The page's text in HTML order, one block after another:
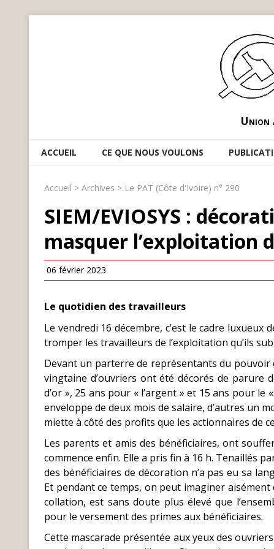
Union
ACCUEIL CE QUE NOUS VOULONS
Accueil > Archives > Le PAT (Côte d'Ivoire) n° 290
SIEM/EVIOSYS :
masquer l’exploitation
06 février 2023
Le quotidien des travailleurs
Le vendredi 16 décembre, c’est le cadre
tromper les travailleurs de l’exploitation qu’ils
Devant un parterre de représentants du pouvoir
vingtaine d’ouvriers ont été décorés de parure
d’or », 25 ans pour « l’argent » et 15 ans pour
enveloppe de deux mois de salaire, d’autres un
miette à côté des profits que les actionnaires de
Les parents et amis des bénéficiaires, ont
commence enfin. Elle a pris fin à 16 h. Tenaillés
des bénéficiaires de décoration n’a pas eu sa
Et pendant ce temps, on peut imaginer
collation, est sans doute plus élevé que
pour le versement des primes aux bénéficiaires.
Cette mascarade présentée aux yeux des